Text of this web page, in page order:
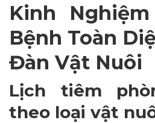
Kinh
Bệnh Toàn
Đàn Vật Nuôi
Lịch tiêm
theo loại vật